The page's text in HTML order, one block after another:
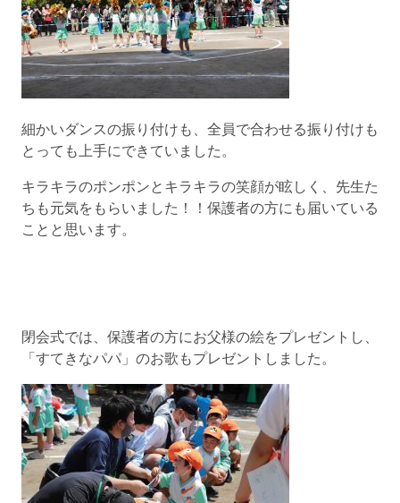
細かいダンスの振り付けも、全員で合わせる振り付けも
とっても上手にできていました。
キラキラのポンポンとキラキラの笑顔が眩しく、先生た
ちも元気をもらいました！！保護者の方にも届いている
ことと思います。
閉会式では、保護者の方にお父様の絵をプレゼントし、
「すてきなパパ」のお歌もプレゼントしました。